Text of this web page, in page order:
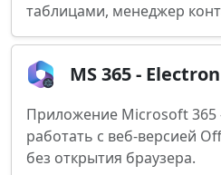
таблицами, менеджер
MS 365 - Electron
Приложение Microsoft
работать с веб-версией
без открытия браузера.